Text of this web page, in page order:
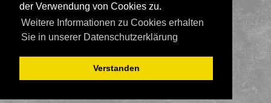
der Verwendung von Cookies zu.
Weitere Informationen zu Cookies erhalten
Sie in unserer Datenschutzerklärung
Verstanden